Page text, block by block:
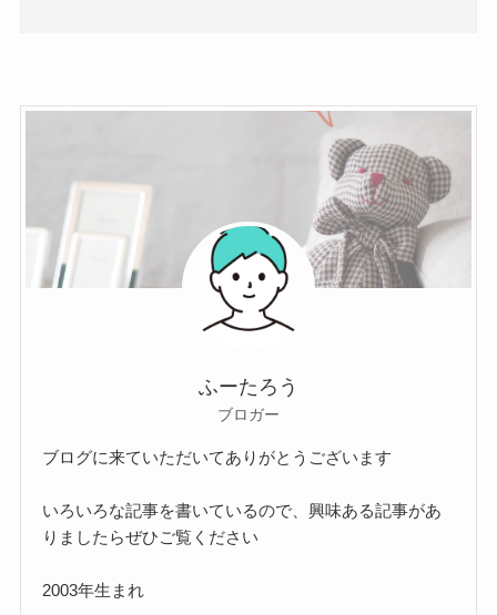
ふーたろう
ブロガー
ブログに来ていただいてありがとうございます
いろいろな記事を書いているので、興味ある記事があ
りましたらぜひご覧ください
2003年生まれ